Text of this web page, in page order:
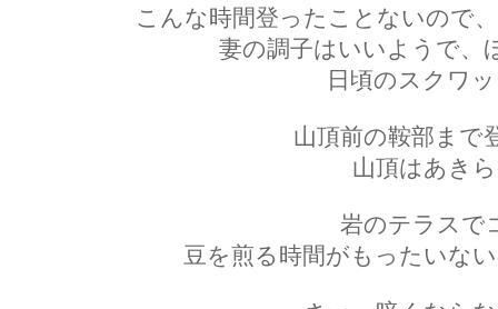
こんな時間登ったことないので
妻の調子はいいようで、
日頃のスクワ
山頂前の鞍部まで
山頂はあき
岩のテラスで
豆を煎る時間がもったいな